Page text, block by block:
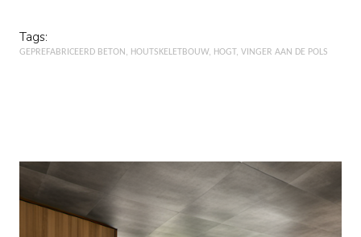
Tags:
GEPREFABRICEERD BETON HOUTSKELETBOUW HOGT VINGER AAN DE POLS